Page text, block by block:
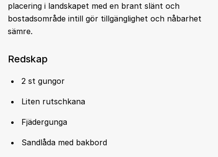
placering i landskapet med en brant slänt och
bostadsområde intill gör tillgänglighet och nåbarhet
sämre.
Redskap
2 st gungor
Liten rutschkana
Fjädergunga
Sandlåda med bakbord